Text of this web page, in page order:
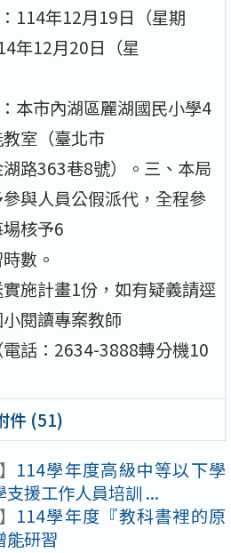
114年12月19日（星期
年12月20日（星
本市內湖區麗湖國民小學4
室（臺北市
路363巷8號）。三、本局
與人員公假派代，全程參
核予6
數。
施計畫1份，如有疑義請逕
閱讀專案教師
話：2634-3888轉分機10
件 (51)
114學年度高級中等以下學
援工作人員培訓 ...
114學年度『教科書裡的原
能研習